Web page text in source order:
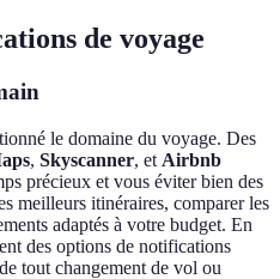
de voyage
le domaine du voyage. Des
, Skyscanner, et Airbnb
précieux et vous éviter bien des
meilleurs itinéraires, comparer les
adaptés à votre budget. En
des options de notifications
tout changement de vol ou